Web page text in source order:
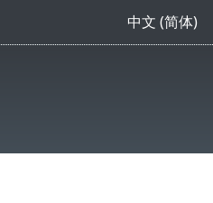
中文 (简体)